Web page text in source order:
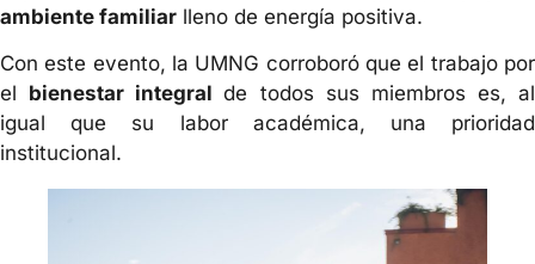
ambiente familiar lleno de energía positiva.
Con este evento, la UMNG corroboró que el trabajo por
el bienestar integralde todos sus miembros es, al
igual que su labor académica, una prioridad
institucional.